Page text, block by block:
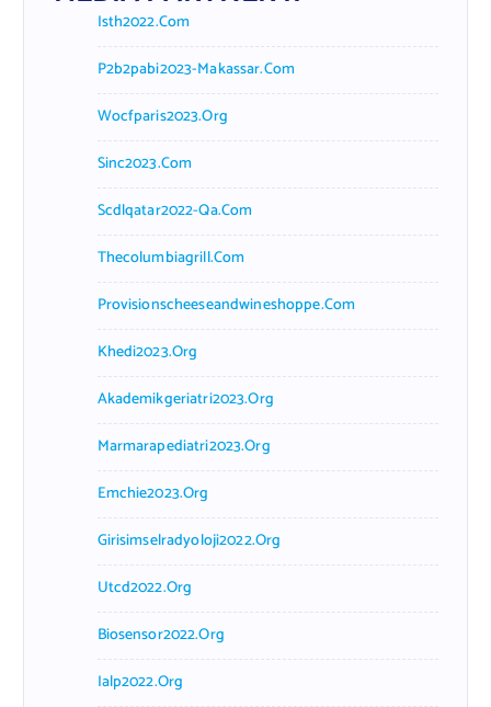
Isth2022.com
P2b2pabi2023-Makassar.com
Wocfparis2023.org
Sinc2023.com
Scdlqatar2022-Qa.com
Thecolumbiagrill.com
Provisionscheeseandwineshoppe.com
Khedi2023.org
Akademikgeriatri2023.org
Marmarapediatri2023.org
Emchie2023.org
Girisimselradyoloji2022.org
Utcd2022.org
Biosensor2022.org
Ialp2022.org